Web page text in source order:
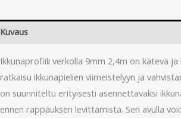
Kuvaus
Ikkunaprofiili verkolla 9mm 2,4m on kätevä ja
ratkaisu ikkunapielien viimeistelyyn ja
on suunniteltu erityisesti asennettavaksi
ennen rappauksen levittämistä. Sen avulla